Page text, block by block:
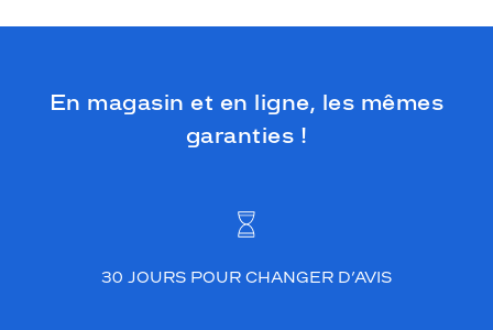
En magasin et en ligne, les mêmes
garanties !
30 JOURS POUR CHANGER D’AVIS